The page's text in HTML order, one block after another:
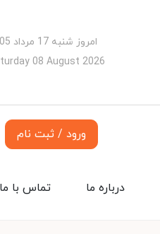
امروز شنبه 17 مرداد 1405
08 August 2026
ورود / ثبت نام
تماس با ما درباره ما